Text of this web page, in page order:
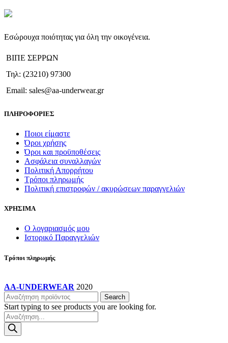
επιλεγούν
σελίδα
του
προϊόντος
Εσώρουχα ποιότητας για όλη την οικογένεια.
ΒΙΠΕ ΣΕΡΡΩΝ
Τηλ: (23210) 97300
Email: sales@aa-underwear.gr
ΠΛΗΡΟΦΟΡΙΕΣ
Ποιοι είμαστε
Όροι χρήσης
Όροι και προϋποθέσεις
Ασφάλεια συναλλαγών
Πολιτική Απορρήτου
Τρόποι πληρωμής
Πολιτική επιστροφών / ακυρώσεων παραγγελιών
ΧΡΗΣΙΜΑ
Ο λογαριασμός μου
Ιστορικό Παραγγελιών
Τρόποι πληρωμής
AA-UNDERWEAR 2020
Search
Start typing to see products you are looking for.
Products
search